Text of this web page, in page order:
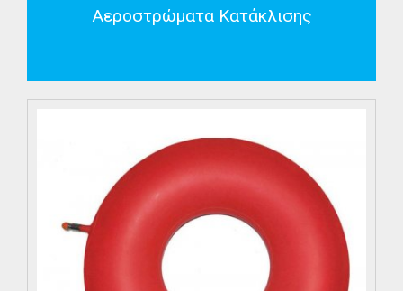
Αεροστρώματα Κατάκλισης